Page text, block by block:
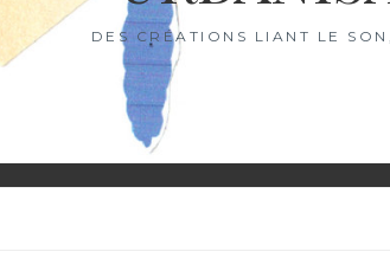
DES CRÉATIONS LIANT LE